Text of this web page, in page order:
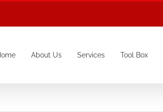
About Us Services Tool Box